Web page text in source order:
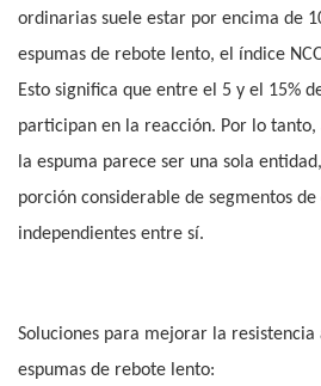
ordinarias suele estar por encima de
espumas de rebote lento, el índice
Esto significa que entre el 5 y el 15%
participan en la reacción. Por lo
la espuma parece ser una sola
porción considerable de segmentos de
independientes entre sí.
Soluciones para mejorar la
espumas de rebote lento: